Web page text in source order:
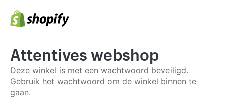
Attentives webshop
Deze winkel is met een wachtwoord beveiligd.
Gebruik het wachtwoord om de winkel binnen te
gaan.